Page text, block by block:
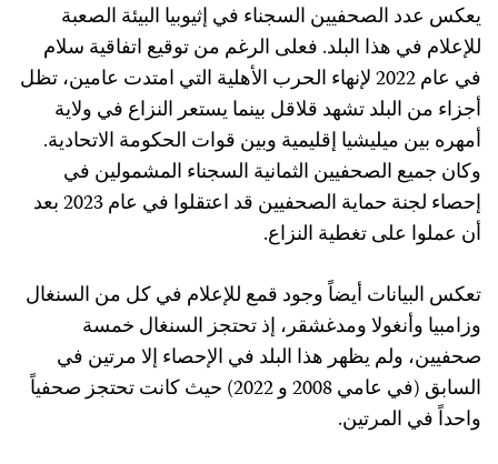
يعكس عدد الصحفيين السجناء في إثيوبيا البيئة الصعبة
للإعلام في هذا البلد. فعلى الرغم من توقيع اتفاقية سلام
في عام 2022 لإنهاء الحرب الأهلية التي امتدت عامين، تظل
أجزاء من البلد تشهد قلاقل بينما يستعر النزاع في ولاية
أمهره بين ميليشيا إقليمية وبين قوات الحكومة الاتحادية.
وكان جميع الصحفيين الثمانية السجناء المشمولين في
إحصاء لجنة حماية الصحفيين قد اعتقلوا في عام 2023 بعد
أن عملوا على تغطية النزاع.
تعكس البيانات أيضاً وجود قمع للإعلام في كل من السنغال
وزامبيا وأنغولا ومدغشقر، إذ تحتجز السنغال خمسة
صحفيين، ولم يظهر هذا البلد في الإحصاء إلا مرتين في
السابق (في عامي 2008 و 2022) حيث كانت تحتجز صحفياً
واحداً في المرتين.